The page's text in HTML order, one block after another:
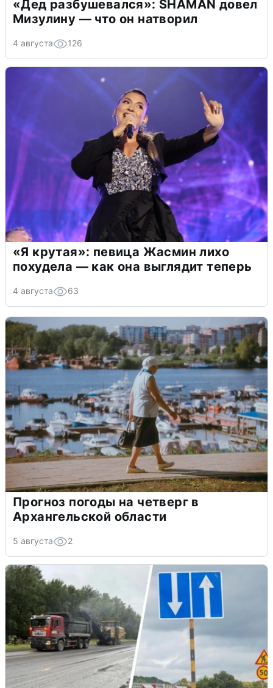
«Дед разбушевался»: SHAMAN довел
Мизулину — что он натворил
4 августа 126
«Я крутая»: певица Жасмин лихо
похудела — как она выглядит теперь
4 августа 63
Прогноз погоды на четверг в
Архангельской области
5 августа 2